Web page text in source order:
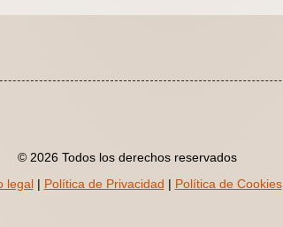
© 2026 Todos los derechos reservados
legal| Política de Privacidad | Política de Cookies